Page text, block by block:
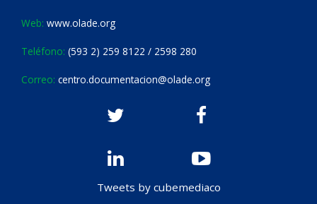
Web: www.olade.org
Teléfono: (593 2) 259 8122 / 2598 280
Correo: centro.documentacion@olade.org
Tweets by cubemediaco